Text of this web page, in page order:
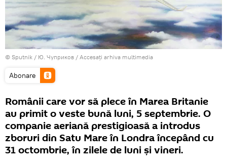
© Sputnik / Ю. Чуприков / Accesați arhiva multimedia
Abonare
Românii care vor să plece în Marea Britanie
au primit o veste bună luni, 5 septembrie. O
companie aeriană prestigioasă a introdus
zboruri din Satu Mare în Londra începând cu
31 octombrie, în zilele de luni și vineri.